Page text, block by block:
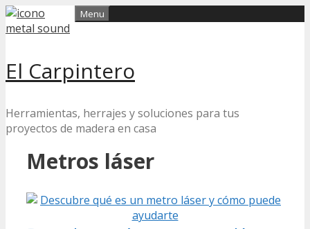
Skip
to
El Carpintero
Herramientas, herrajes y soluciones para tus
proyectos de madera en casa
Menu
Metros láser